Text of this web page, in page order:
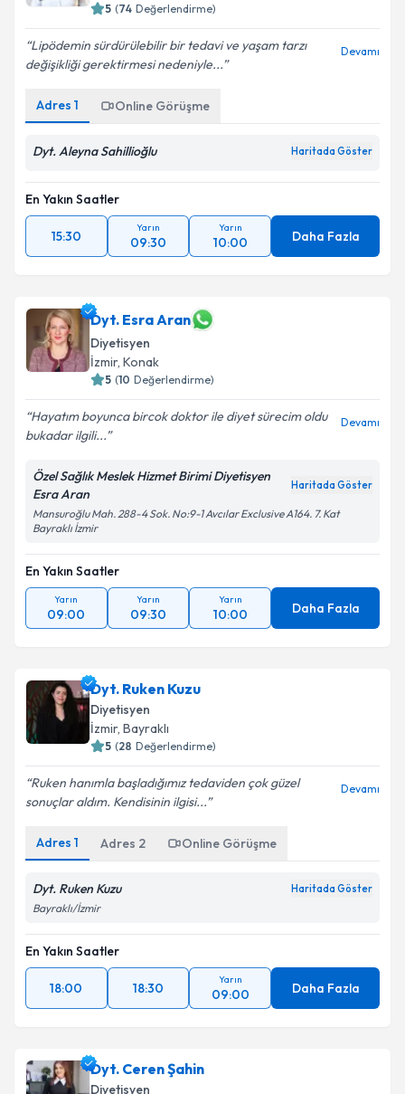
5 (74 Değerlendirme)
Lipödemin sürdürülebilir bir tedavi ve yaşam tarzı
değişikliği gerektirmesi nedeniyle...
Devamı
Adres 1 Online Görüşme
Dyt. Aleyna Sahillioğlu Haritada Göster
En Yakın Saatler
15:30
Yarın
09:30
Yarın
10:00 Daha Fazla
Dyt. Esra Aran
Diyetisyen
İzmir, Konak
5 (10 Değerlendirme)
Hayatım boyunca bircok doktor ile diyet sürecim oldu
bukadar ilgili...
Devamı
Özel Sağlık Meslek Hizmet Birimi Diyetisyen
Esra Aran
Haritada Göster
Mansuroğlu Mah. 288-4 Sok. No:9-1 Avcılar Exclusive A164. 7. Kat
Bayraklı İzmir
En Yakın Saatler
Yarın
09:00
Yarın
09:30
Yarın
10:00 Daha Fazla
Dyt. Ruken Kuzu
Diyetisyen
İzmir, Bayraklı
5 (28 Değerlendirme)
Ruken hanımla başladığımız tedaviden çok güzel
sonuçlar aldım. Kendisinin ilgisi...
Devamı
Adres 1 Adres 2 Online Görüşme
Dyt. Ruken Kuzu Haritada Göster
Bayraklı/İzmir
En Yakın Saatler
18:00 18:30
Yarın
09:00 Daha Fazla
Dyt. Ceren Şahin
Diyetisyen